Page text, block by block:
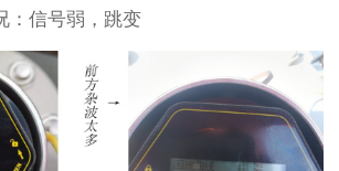
：信号弱，跳变